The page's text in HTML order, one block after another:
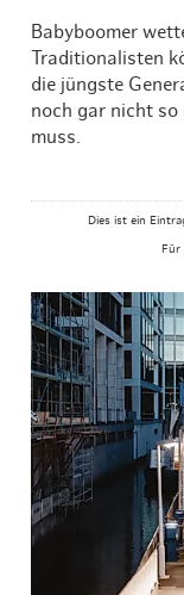
Babyboomer
Traditionalisten
die jüngste
noch gar nicht so
muss.
Dies ist ein
Für